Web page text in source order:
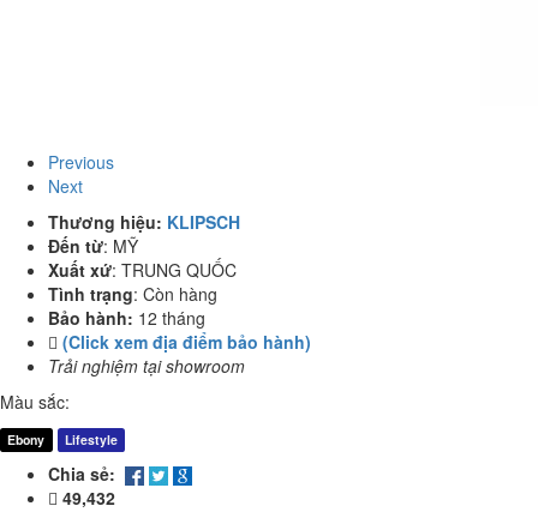
Previous
Next
Thương hiệu: KLIPSCH
Đến từ: MỸ
Xuất xứ: TRUNG QUỐC
Tình trạng: Còn hàng
Bảo hành: 12 tháng
(Click xem địa điểm bảo hành)
Trải nghiệm tại showroom
Màu sắc:
Ebony Lifestyle
Chia sẻ:
49,432